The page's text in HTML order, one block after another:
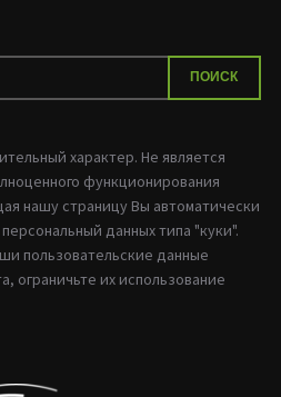
ПОИСК
характер. Не является
функционирования
нашу страницу Вы автоматически
данных типа "куки".
пользовательские данные
ограничьте их использование